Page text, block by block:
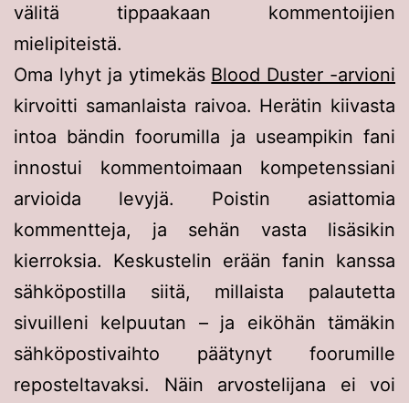
välitä tippaakaan kommentoijien
mielipiteistä.
Oma lyhyt ja ytimekäs Blood Duster -arvioni
kirvoitti samanlaista raivoa. Herätin kiivasta
intoa bändin foorumilla ja useampikin fani
innostui kommentoimaan kompetenssiani
arvioida levyjä. Poistin asiattomia
kommentteja, ja sehän vasta lisäsikin
kierroksia. Keskustelin erään fanin kanssa
sähköpostilla siitä, millaista palautetta
sivuilleni kelpuutan – ja eiköhän tämäkin
sähköpostivaihto päätynyt foorumille
reposteltavaksi. Näin arvostelijana ei voi